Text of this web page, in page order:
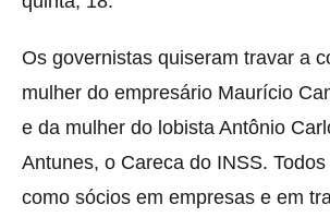
Os governistas quiseram travar a
mulher do empresário Maurício
e da mulher do lobista Antônio
Antunes, o Careca do INSS.
como sócios em empresas e em